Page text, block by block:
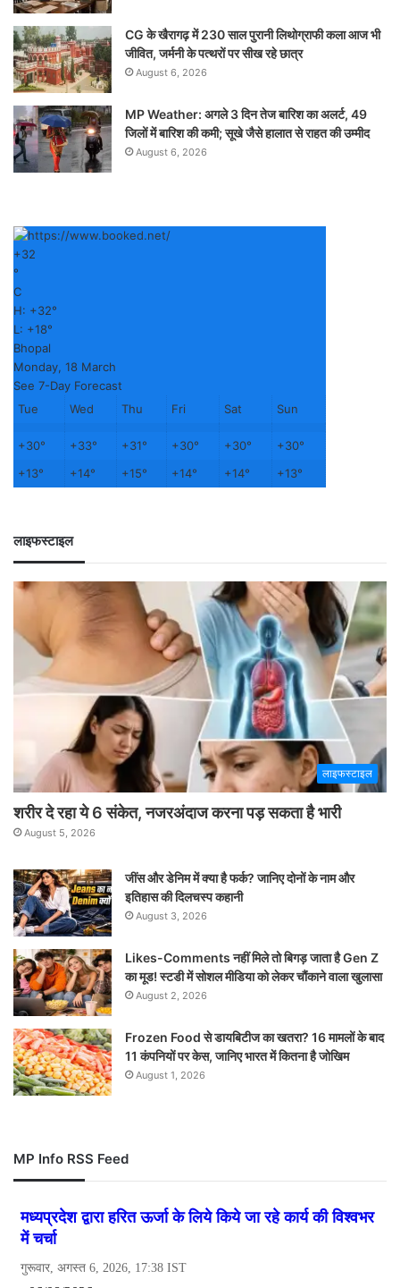
CG के खैरागढ़ में 230 साल पुरानी लिथोग्राफी कला आज भी
जीवित, जर्मनी के पत्थरों पर सीख रहे छात्र
August 6, 2026
MP Weather: अगले 3 दिन तेज बारिश का अलर्ट, 49
जिलों में बारिश की कमी; सूखे जैसे हालात से राहत की उम्मीद
August 6, 2026
+32
°
C
H: +32°
L: +18°
Bhopal
Monday, 18 March
See 7-Day Forecast
Tue
Wed Thu Fri Sat Sun
+30° +33° +31° +30° +30° +30°
+13° +14° +15° +14° +14° +13°
लाइफस्टाइल
लाइफस्टाइल
शरीर दे रहा ये 6 संकेत, नजरअंदाज करना पड़ सकता है भारी
August 5, 2026
जींस और डेनिम में क्या है फर्क? जानिए दोनों के नाम और
इतिहास की दिलचस्प कहानी
August 3, 2026
Likes-Comments नहीं मिले तो बिगड़ जाता है Gen Z
का मूड! स्टडी में सोशल मीडिया को लेकर चौंकाने वाला खुलासा
August 2, 2026
Frozen Food से डायबिटीज का खतरा? 16 मामलों के बाद
11 कंपनियों पर केस, जानिए भारत में कितना है जोखिम
August 1, 2026
MP Info RSS Feed